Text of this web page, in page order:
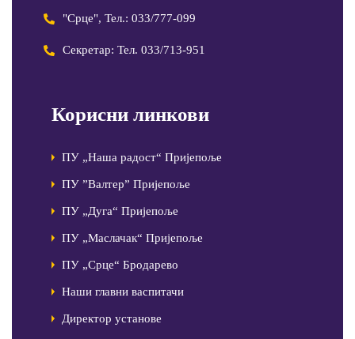
"Срце", Тел.: 033/777-099
Секретар: Тел. 033/713-951
Корисни линкови
ПУ „Наша радост“ Пријепоље
ПУ ”Валтер” Пријепоље
ПУ „Дуга“ Пријепоље
ПУ „Маслачак“ Пријепоље
ПУ „Срце“ Бродарево
Наши главни васпитачи
Директор установе